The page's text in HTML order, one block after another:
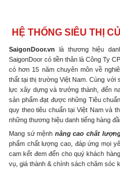
HỆ THỐNG SIÊU THỊ
SaigonDoor.vn là thương hiệu
SaigonDoor có tiền thân là Công Ty
có hơn 15 năm chuyên môn về
thất tại thị trường Việt Nam. Cùng với
lực xây dựng và trưởng thành, đến
sản phẩm đạt được những Tiêu
quy theo tiêu chuẩn tại Việt Nam và
những thương hiệu danh tiếng hàng
Mang sứ mệnh nâng cao chất
phẩm chất lượng cao, đáp ứng mọi
cam kết đem đến cho quý khách
vụ, giá thành & chính sách chăm sóc